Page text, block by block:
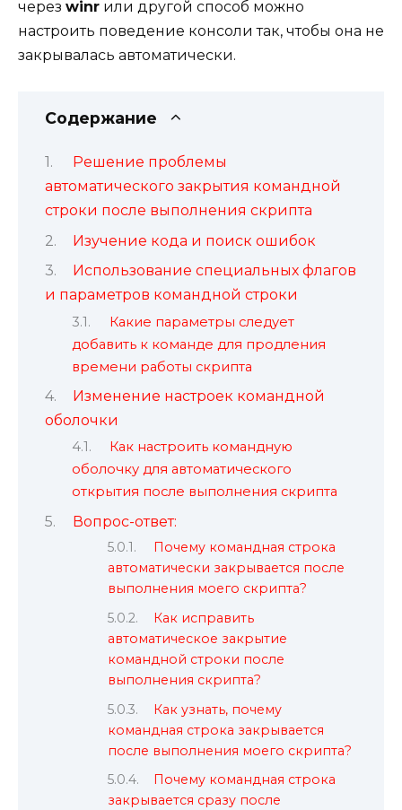
через winr или другой способ можно
настроить поведение консоли так, чтобы она не
закрывалась автоматически.
Содержание
Решение проблемы
автоматического закрытия командной
строки после выполнения скрипта
Изучение кода и поиск ошибок
Использование специальных флагов
и параметров командной строки
Какие параметры следует
добавить к команде для продления
времени работы скрипта
Изменение настроек командной
оболочки
Как настроить командную
оболочку для автоматического
открытия после выполнения скрипта
Вопрос-ответ:
Почему командная строка
автоматически закрывается после
выполнения моего скрипта?
Как исправить
автоматическое закрытие
командной строки после
выполнения скрипта?
Как узнать, почему
командная строка закрывается
после выполнения моего скрипта?
Почему командная строка
закрывается сразу после